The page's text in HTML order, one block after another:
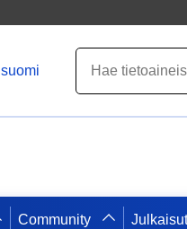
suomi
Community Julkaisut